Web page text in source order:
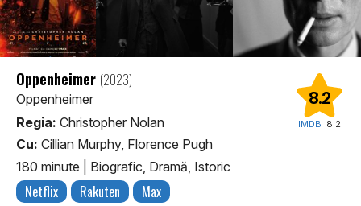
8.2
IMDB: 8.2
Oppenheimer (2023)
Oppenheimer
Regia: Christopher Nolan
Cu: Cillian Murphy, Florence Pugh
180 minute
Biografic, Dramă, Istoric
Netflix Rakuten Max